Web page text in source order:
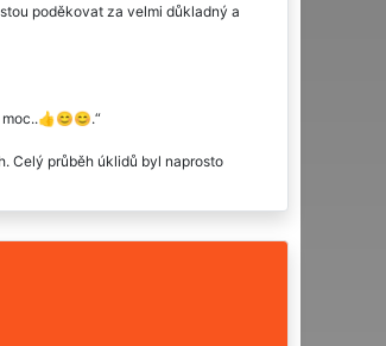
poděkovat za velmi důkladný a
moc..👍😊😊.
Celý průběh úklidů byl naprosto